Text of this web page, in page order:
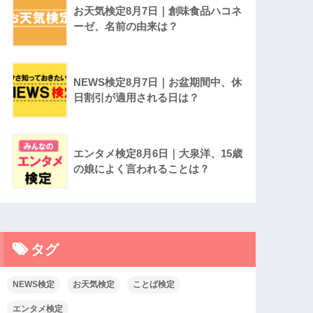
お天気検定8月7日｜創味食品ハコネ
ーゼ、名前の由来は？
NEWS検定8月7日｜お盆期間中、休
日割引が適用される日は？
エンタメ検定8月6日｜大泉洋、15歳
の娘によく言われることは？
タグ
NEWS検定 お天気検定 ことば検定
エンタメ検定